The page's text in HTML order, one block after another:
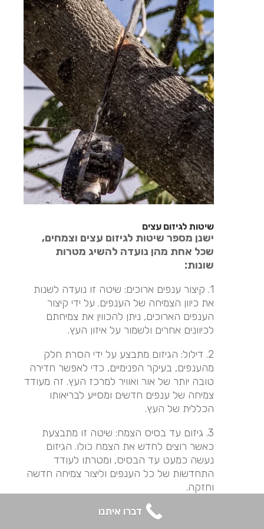
שיטות לגיזום עצים
ישנן מספר שיטות לגיזום עצים וצמחים,
שכל אחת מהן נועדה להשיג מטרות
שונות:
1. קיצור ענפים ארוכים: שיטה זו נועדה לשנות
את כיוון הצמיחה של הענפים. על ידי קיצור
הענפים הארוכים, ניתן להכווין את צמיחתם
לכיוונים אחרים ולשמור על איזון העץ.
2. דילול: הגיזום מתבצע על ידי הסרת חלק
מהענפים, בעיקר הפנימיים, כדי לאפשר חדירה
טובה יותר של אור ואוויר למרכז העץ. זה מעודד
צמיחה של ענפים חדשים ומסייע לבריאותו
הכללית של העץ.
3. גיזום עד בסיס הצמח: שיטה זו מתבצעת
כאשר רוצים לחדש את הצמח כולו. הגיזום
נעשה כמעט עד הבסיס, ומטרתו לעודד
התחדשות של כל הענפים וליצור צמיחה חדשה
וחזקה.
4. הרמת נוף: גיזום שמטרתו להסיר את הענפים
דברו איתנו